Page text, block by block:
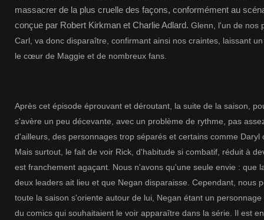
massacrer de la plus cruelle des façons, conformément au
conçue par Robert Kirkman et Charlie Adlard. Glenn, l'un de nos
Carl, va donc disparaître, confirmant ainsi nos craintes, laissant
le cœur de Maggie et de nombreux fans.
Après cet épisode éprouvant et déroutant, la suite de la saison,
s'avère un peu décevante, avec un problème de rythme, pas
d'ailleurs, des personnages trop séparés et certains comme Daryl
Mais surtout, le fait de voir Rick, d'habitude si combatif, réduit à
est franchement agaçant. Nous n'avons qu'une seule envie : que
deux leaders ait lieu et que Negan disparaisse. Cependant, nous
toute la saison s'oriente autour de lui, Negan étant un
du comics qui souhaitaient le voir apparaître dans la série. Il est